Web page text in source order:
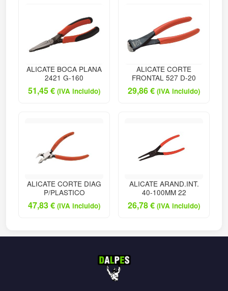
ALICATE BOCA PLANA
2421 G-160
51,45€ (IVA incluido)
ALICATE CORTE
FRONTAL 527 D-20
29,86€ (IVA incluido)
ALICATE CORTE DIAG
P/PLASTICO
47,83€ (IVA incluido)
ALICATE ARAND.INT.
40-100MM 22
26,78€ (IVA incluido)